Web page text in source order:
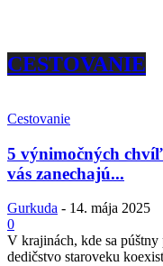
CESTOVANIE
Cestovanie
5 výnimočných
vás zanechajú...
Gurkuda - 14. mája 2025
0
V krajinách, kde sa
dedičstvo staroveku